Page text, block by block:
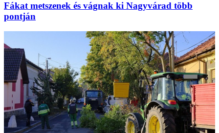
Fákat metszenek és vágnak ki Nagyvárad több
pontján